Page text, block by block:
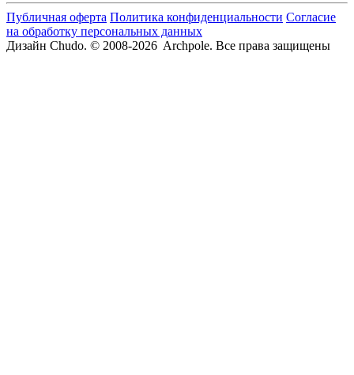
Публичная оферта Политика конфиденциальности Согласие
на обработку персональных данных
Дизайн Chudo. © 2008-2026 Archpole. Все права защищены